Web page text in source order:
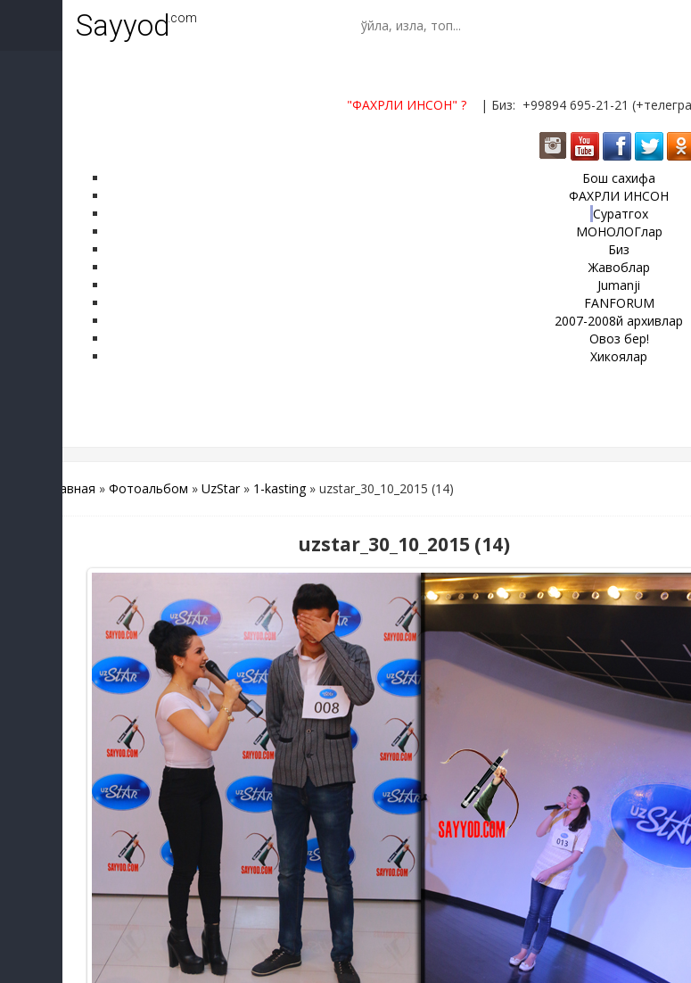
Sayyod.com
"ФАХРЛИ ИНСОН"? | Биз: +99894 695-21-21
Бош сахифа
ФАХРЛИ ИНСОН
Суратгох
МОНОЛОГлар
Биз
Жавоблар
Jumanji
FANFORUM
2007-2008й архивлар
Овоз бер!
Хикоялар
Главная » Фотоальбом » UzStar» 1-kasting» uzstar_30_10_2015 (14)
uzstar_30_10_2015 (14)